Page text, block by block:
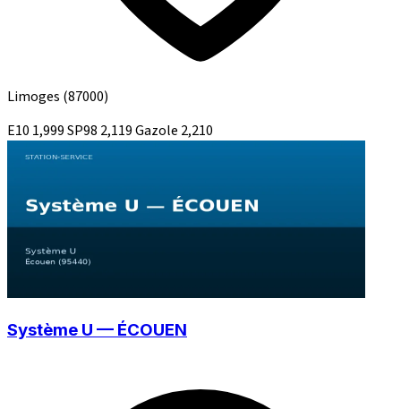
Limoges (87000)
E10 1,999SP98 2,119Gazole 2,210
Système U — ÉCOUEN